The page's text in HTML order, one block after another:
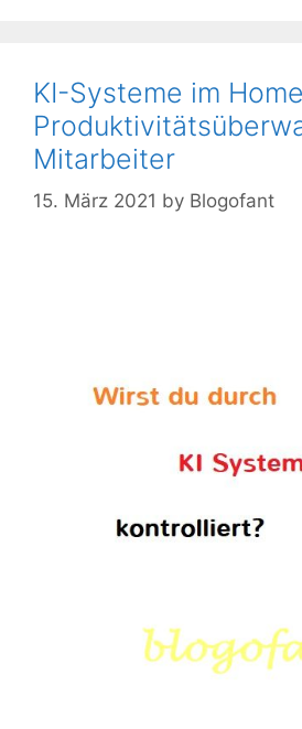
KI-Systeme im
Mitarbeiter
15. März 2021 by Blogofant